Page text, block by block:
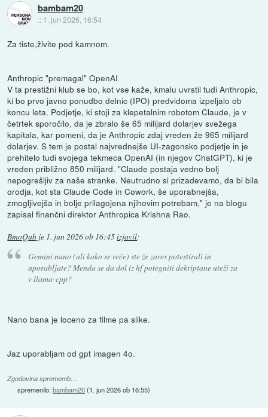
bambam20
:: 1. jun 2026, 16:54
Za tiste,živite pod kamnom.
Anthropic "premagal" OpenAI
V ta prestižni klub se bo, kot vse kaže, kmalu uvrstil tudi Anthropic,
ki bo prvo javno ponudbo delnic (IPO) predvidoma izpeljalo ob
koncu leta. Podjetje, ki stoji za klepetalnim robotom Claude, je v
četrtek sporočilo, da je zbralo še 65 milijard dolarjev svežega
kapitala, kar pomeni, da je Anthropic zdaj vreden že 965 milijard
dolarjev. S tem je postal najvrednejše UI-zagonsko podjetje in je
prehitelo tudi svojega tekmeca OpenAI (in njegov ChatGPT), ki je
vreden približno 850 milijard. "Claude postaja vedno bolj
nepogrešljiv za naše stranke. Neutrudno si prizadevamo, da bi bila
orodja, kot sta Claude Code in Cowork, še uporabnejša,
zmogljivejša in bolje prilagojena njihovim potrebam," je na blogu
zapisal finančni direktor Anthropica Krishna Rao.
BmoQuh je 1. jun 2026 ob 16:45izjavil:
Gemini nano (ali kako se reče) ste že zares potestirali in
uporabljate? Menda se da dol iz hf potegniti dekriptane uteži za
v llama-cpp?
Nano bana je loceno za filme pa slike.
Jaz uporabljam od gpt imagen 4o.
Zgodovina sprememb…
spremenilo:bambam20(1. jun 2026 ob 16:55)